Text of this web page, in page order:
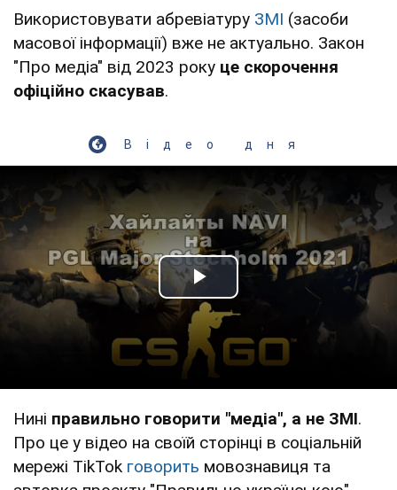
Використовувати абревіатуру ЗМІ (засоби
масової інформації) вже не актуально. Закон
"Про медіа" від 2023 року це скорочення
офіційно скасував.
Відео дня
Play Video
Нині правильно говорити "медіа", а не ЗМІ.
Про це у відео на своїй сторінці в соціальній
мережі TikTok говорить мовознавиця та